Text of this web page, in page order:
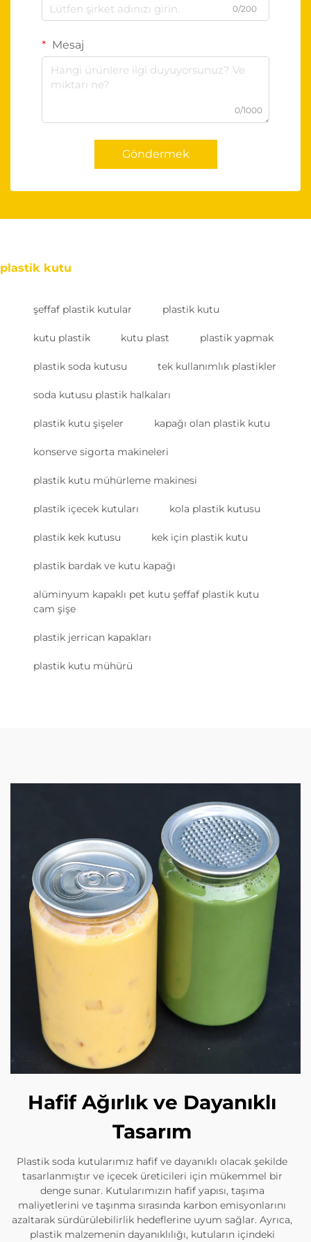
0/200
Mesaj
0/1000
Göndermek
plastik kutu
şeffaf plastik kutular plastik kutu
kutu plastik kutu plast plastik yapmak
plastik soda kutusu tek kullanımlık plastikler
soda kutusu plastik halkaları
plastik kutu şişeler kapağı olan plastik kutu
konserve sigorta makineleri
plastik kutu mühürleme makinesi
plastik içecek kutuları kola plastik kutusu
plastik kek kutusu kek için plastik kutu
plastik bardak ve kutu kapağı
alüminyum kapaklı pet kutu şeffaf plastik kutu
cam şişe
plastik jerrican kapakları
plastik kutu mühürü
Hafif Ağırlık ve Dayanıklı
Tasarım
Plastik soda kutularımız hafif ve dayanıklı olacak şekilde
tasarlanmıştır ve içecek üreticileri için mükemmel bir
denge sunar. Kutularımızın hafif yapısı, taşıma
maliyetlerini ve taşınma sırasında karbon emisyonlarını
azaltarak sürdürülebilirlik hedeflerine uyum sağlar. Ayrıca,
plastik malzemenin dayanıklılığı, kutuların içindeki